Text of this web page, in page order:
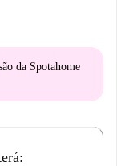
da Spotahome